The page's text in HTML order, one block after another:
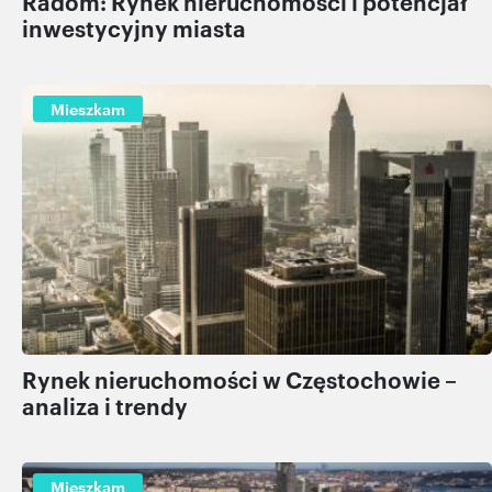
inwestycyjny miasta
Mieszkam
Rynek nieruchomości w Częstochowie –
analiza i trendy
Mieszkam